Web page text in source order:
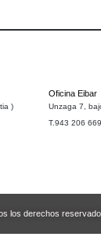
)
Oficina Eibar
Unzaga 7,
T.943 206 669
los derechos